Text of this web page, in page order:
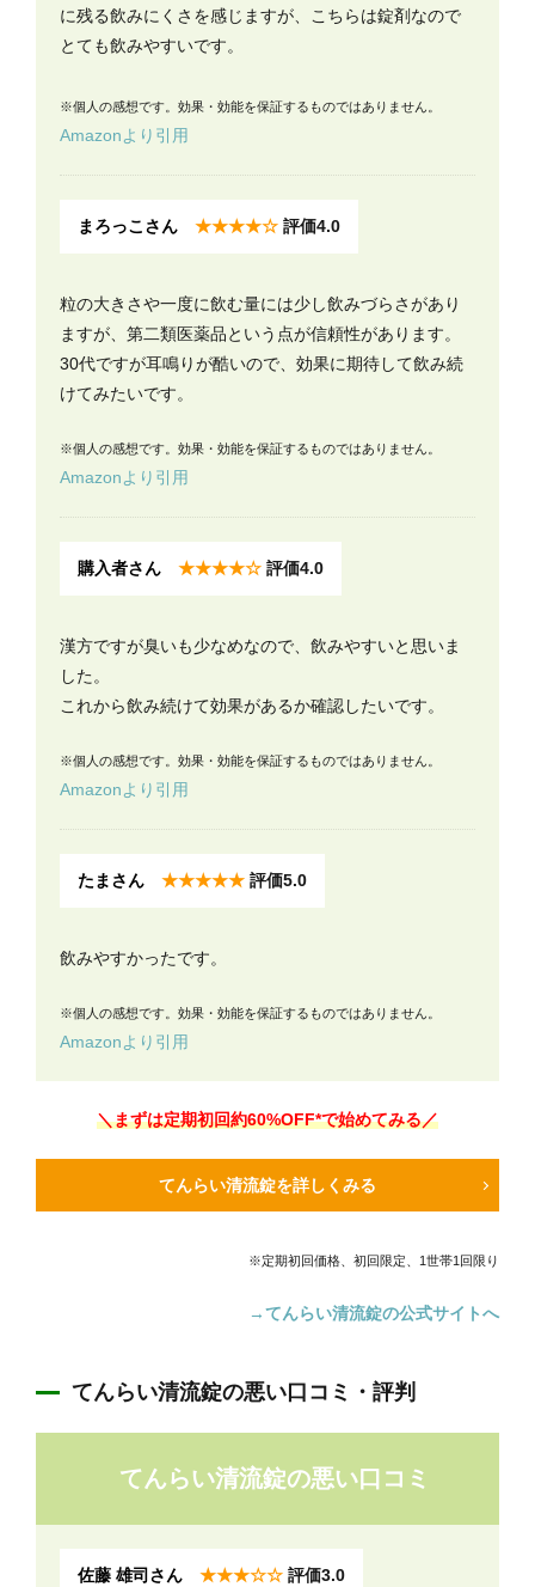
に残る飲みにくさを感じますが、こちらは錠剤なので
とても飲みやすいです。
※個人の感想です。効果・効能を保証するものではありません。
Amazonより引用
まろっこさん ★★★★☆ 評価4.0
粒の大きさや一度に飲む量には少し飲みづらさがあり
ますが、第二類医薬品という点が信頼性があります。
30代ですが耳鳴りが酷いので、効果に期待して飲み続
けてみたいです。
※個人の感想です。効果・効能を保証するものではありません。
Amazonより引用
購入者さん ★★★★☆ 評価4.0
漢方ですが臭いも少なめなので、飲みやすいと思いま
した。
これから飲み続けて効果があるか確認したいです。
※個人の感想です。効果・効能を保証するものではありません。
Amazonより引用
たまさん ★★★★★ 評価5.0
飲みやすかったです。
※個人の感想です。効果・効能を保証するものではありません。
Amazonより引用
＼まずは定期初回約60%OFF*で始めてみる／
てんらい清流錠を詳しくみる
※定期初回価格、初回限定、1世帯1回限り
→てんらい清流錠の公式サイトへ
てんらい清流錠の悪い口コミ・評判
てんらい清流錠の悪い口コミ
佐藤 雄司さん ★★★☆☆ 評価3.0